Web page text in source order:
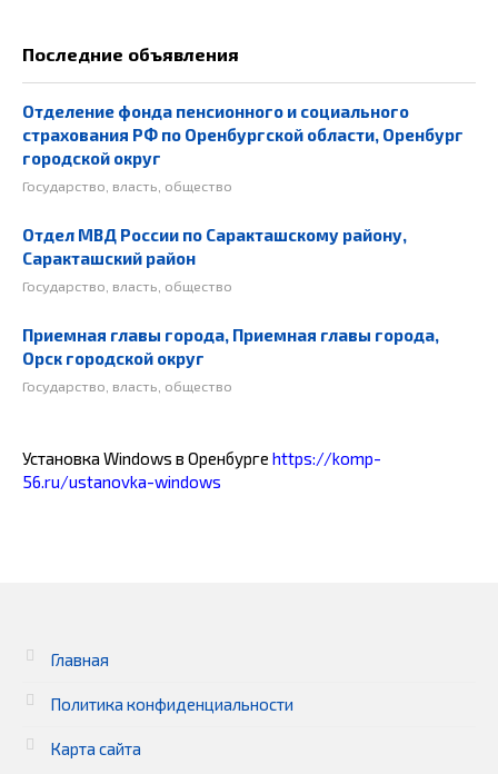
Последние объявления
Отделение фонда пенсионного и социального
страхования РФ по Оренбургской области, Оренбург
городской округ
Государство, власть, общество
Отдел МВД России по Саракташскому району,
Саракташский район
Государство, власть, общество
Приемная главы города, Приемная главы города,
Орск городской округ
Государство, власть, общество
Установка Windows в Оренбурге https://komp-
56.ru/ustanovka-windows
Главная
Политика конфиденциальности
Карта сайта